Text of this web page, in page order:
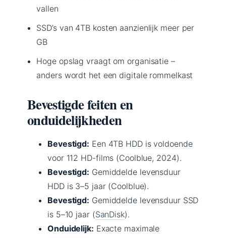
vallen
SSD’s van 4TB kosten aanzienlijk meer per
GB
Hoge opslag vraagt om organisatie –
anders wordt het een digitale rommelkast
Bevestigde feiten en
onduidelijkheden
Bevestigd: Een 4TB HDD is voldoende
voor 112 HD-films (Coolblue, 2024).
Bevestigd: Gemiddelde levensduur
HDD is 3–5 jaar (Coolblue).
Bevestigd: Gemiddelde levensduur SSD
is 5–10 jaar (SanDisk).
Onduidelijk: Exacte maximale